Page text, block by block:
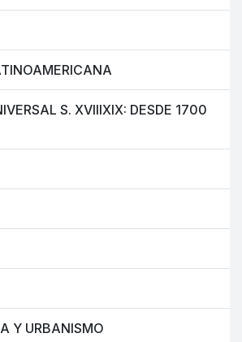
S. XVIIIXIX: DESDE 1700
Y URBANISMO